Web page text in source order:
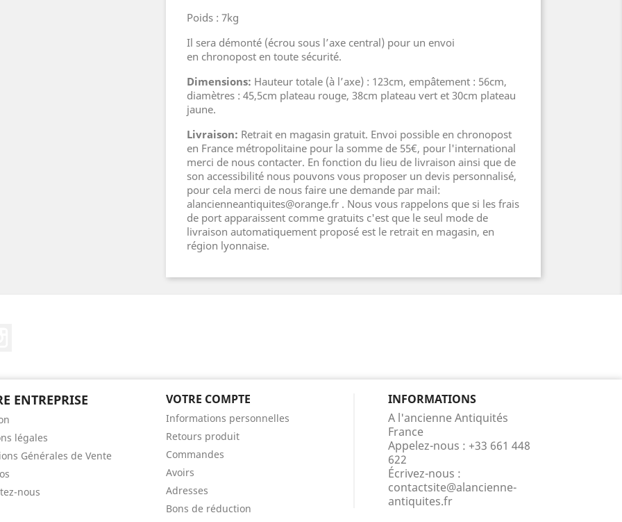
Poids : 7kg
Il sera démonté (écrou sous l’axe central) pour un envoi
en chronopost en toute sécurité.
Dimensions: Hauteur totale (à l’axe) : 123cm, empâtement : 56cm,
diamètres : 45,5cm plateau rouge, 38cm plateau vert et 30cm plateau
jaune.
Livraison: Retrait en magasin gratuit. Envoi possible en chronopost
en France métropolitaine pour la somme de 55€, pour l'international
merci de nous contacter. En fonction du lieu de livraison ainsi que de
son accessibilité nous pouvons vous proposer un devis personnalisé,
pour cela merci de nous faire une demande par mail:
alancienneantiquites@orange.fr . Nous vous rappelons que si les frais
de port apparaissent comme gratuits c'est que le seul mode de
livraison automatiquement proposé est le retrait en magasin, en
région lyonnaise.
ENTREPRISE
légales
Générales de Vente
nous
VOTRE COMPTE
Informations personnelles
Retours produit
Commandes
Avoirs
Adresses
Bons de réduction
INFORMATIONS
A l'ancienne Antiquités
France
Appelez-nous : +33 661 448
622
Écrivez-nous :
contactsite@alancienne-
antiquites.fr